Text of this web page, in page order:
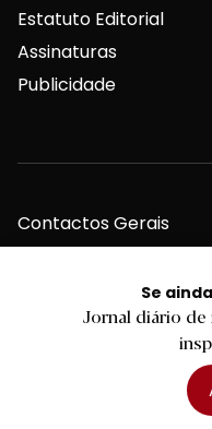
Se
Jornal diário
Estatuto Editorial
Assinaturas
Publicidade
Contactos Gerais
Redação
Departamento